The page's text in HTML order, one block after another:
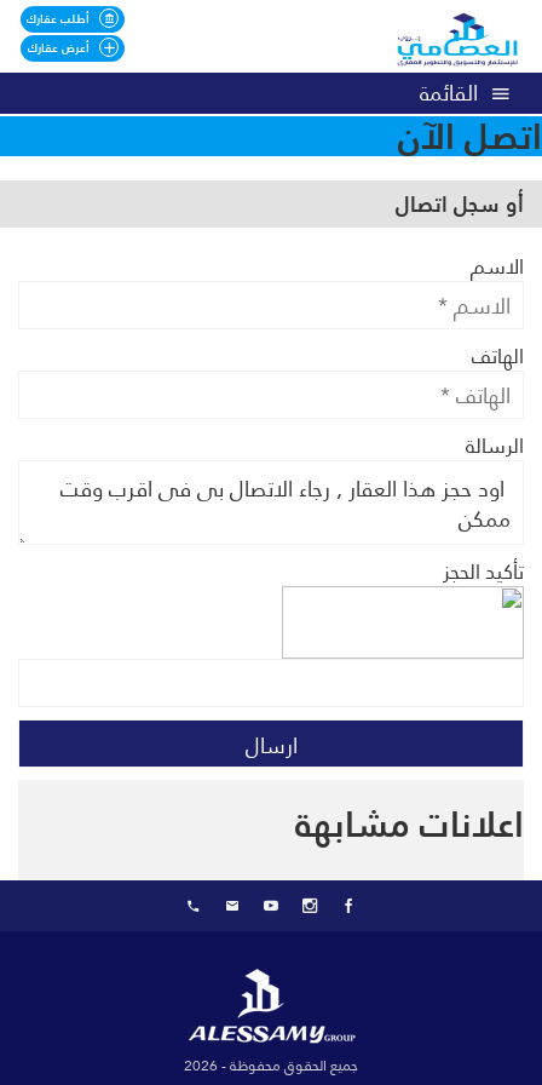
أطلب عقارك
أعرض عقارك
القائمة
اتصل الآن
أو سجل اتصال
الاسم
الهاتف
الرسالة
تأكيد الحجز
اعلانات مشابهة
جميع الحقوق محفوظة - 2026